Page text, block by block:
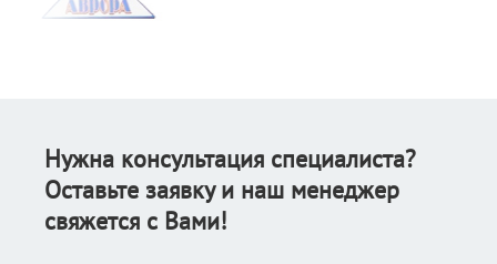
Нужна консультация специалиста?
Оставьте заявку и наш менеджер
свяжется с Вами!